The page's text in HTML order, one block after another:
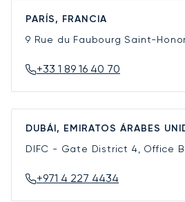
PARÍS, FRANCIA
9 Rue du Faubourg Saint-
+33 1 89 16 40 70
DUBÁI, EMIRATOS ÁRABES
DIFC - Gate District 4, Office
+971 4 227 4434